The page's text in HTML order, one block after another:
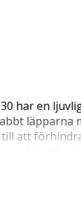
30 har en
läpparna
att
vindskydd och
denna
och